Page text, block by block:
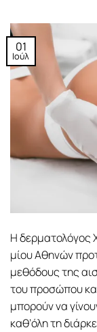
01
Ιούλ
Η δερματολόγος
μίου Αθηνών
μεθόδους της
του προσώπου
μπορούν να
καθ’όλη τη